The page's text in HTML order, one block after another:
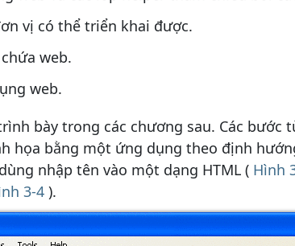
vị có thể triển khai được.
web.
web.
bày trong các chương sau. Các bước
họa bằng một ứng dụng theo định
nhập tên vào một dạng HTML ( Hình
3-4 ).